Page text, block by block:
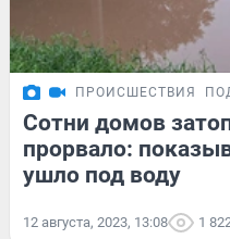
ПРОИСШЕСТВИЯ
Сотни домов
прорвало:
ушло под воду
12 августа, 2023, 13:08 1